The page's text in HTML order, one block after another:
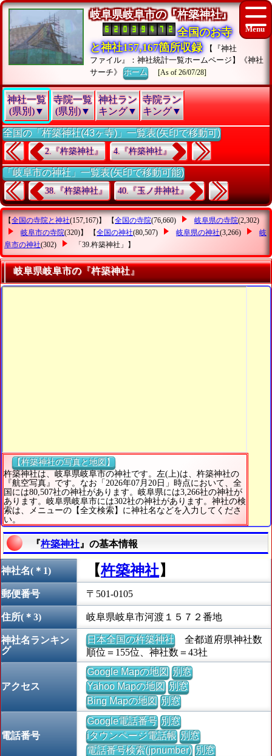
岐阜県岐阜市の『杵築神社』
全国のお寺
と神社157,167箇所収録
【『神社
ファイル』：神社統計一覧ホームページ】《神社
サーチ》ホーム [As of 26/07/28]
神社一覧
(県別)▼
寺院一覧
(県別)▼
神社ラン
キング▼
寺院ラン
キング▼
全国の「杵築神社(43ヶ寺)」一覧表(矢印で移動可)
2.『杵築神社』 4.『杵築神社』
「岐阜市の神社」一覧表(矢印で移動可能)
38.『杵築神社』 40.『玉ノ井神社』
【全国の寺院と神社(157,167)】 【全国の寺院(76,660) 岐阜県の寺院(2,302)
岐阜市の寺院(320)】 【全国の神社(80,507) 岐阜県の神社(3,266)
岐
阜市の神社(302) 「39.杵築神社」 】
岐阜県岐阜市の『杵築神社』
【杵築神社の写真と地図】
杵築神社は、岐阜県岐阜市の神社です。左(上)は、杵築神社の
『航空写真』です。なお「2026年07月20日」時点において、全
国には80,507社の神社があります。岐阜県には3,266社の神社が
あります。岐阜県岐阜市には302社の神社があります。神社の検
索は、メニューの【全文検索】に神社名などを入力してくださ
い。
『杵築神社 』の基本情報
神社名(＊1) 【杵築神社】
郵便番号 〒501-0105
住所(＊3) 岐阜県岐阜市河渡１５７２番地
神社名ランキン
グ
日本全国の杵築神社全都道府県神社数
順位＝155位、神社数＝43社
アクセス
Google Mapの地図 別窓
Yahoo Mapの地図 別窓
Bing Mapの地図 別窓
電話番号
Google電話番号 別窓
iタウンページ電話帳 別窓
電話番号検索(jpnumber) 別窓